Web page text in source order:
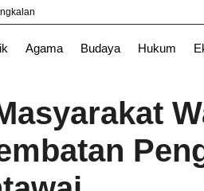
Agama Budaya Hukum
News TNI